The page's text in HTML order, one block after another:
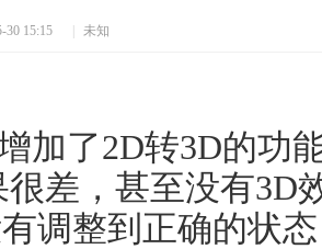
30 15:15 未知
加了2D转3D的功
很差，甚至没有3D
调整到正确的状